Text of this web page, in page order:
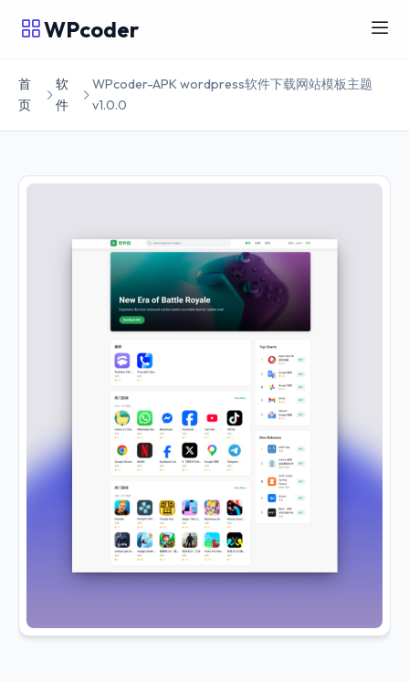
WPcoder
首
页
软
件
WPcoder-APK wordpress软件下载网站模板主题
v1.0.0